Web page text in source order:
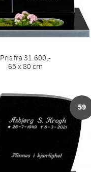
Pris fra 31.600,-
65 x 80 cm
59